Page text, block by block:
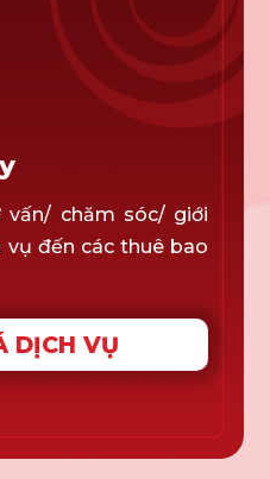
chăm sóc/ giới
vụ đến các thuê bao
DỊCH VỤ